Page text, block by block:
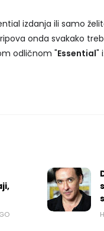
izdanja ili samo
onda svakako
odličnom "Essential"